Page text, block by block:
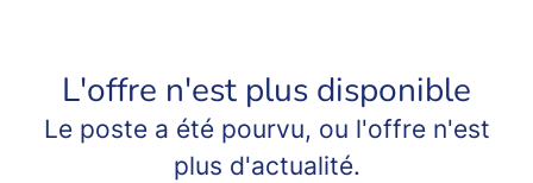
L'offre n'est plus disponible
Le poste a été pourvu, ou l'offre n'est
plus d'actualité.